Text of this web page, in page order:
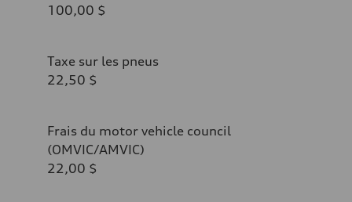
100,00 $
Taxe sur les pneus
22,50 $
Frais du motor vehicle council
(OMVIC/AMVIC)
22,00 $